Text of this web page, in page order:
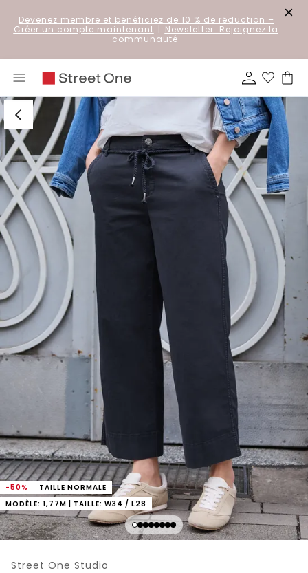
Devenez membre et bénéficiez de 10 % de réduction –
Créer un compte maintenant | Newsletter: Rejoignez la
communauté
-50%
TAILLE NORMALE
MODÈLE: 1,77M | TAILLE: W34 / L28
Street One Studio